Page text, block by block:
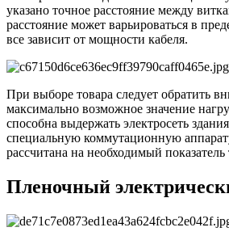
указано точное расстояние между
расстояние может варьироваться в
все зависит от мощности кабеля.
При выборе товара следует обратить
максимально возможное значение
способна выдержать электросеть
специальную коммутационную
рассчитана на необходимый показатель
Пленочный